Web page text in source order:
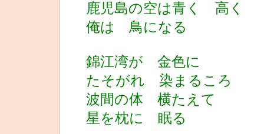
鹿児島の空は青く 高く
俺は 鳥になる
錦江湾が 金色に
たそがれ 染まるころ
波間の体 横たえて
星を枕に 眠る